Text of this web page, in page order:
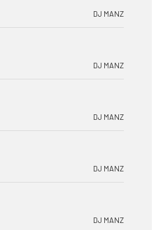
DJ MANZ
DJ MANZ
DJ MANZ
DJ MANZ
DJ MANZ